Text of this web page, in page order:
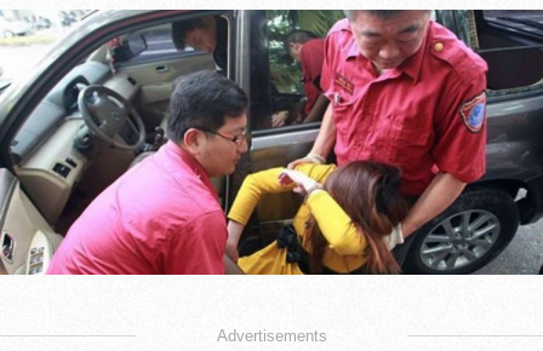
Advertisements